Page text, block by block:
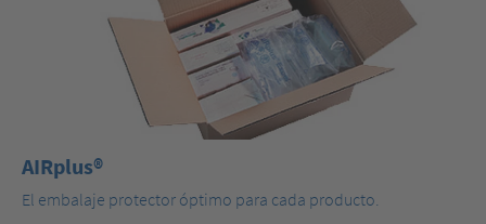
AIRplus®
El embalaje protector óptimo para cada producto.